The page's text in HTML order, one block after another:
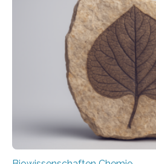
und Dr. Ismaila Francis Yusuf
unbekannten
peroxisomalen
Saccharomyces cerevisiae
Funktionsfähigkeit der
Studie wurde am 28. Oktober
Fachzeitschrift…